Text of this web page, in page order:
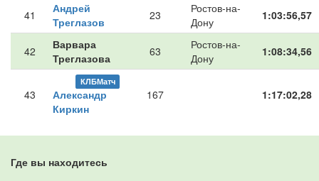
41
Андрей
Треглазов
23
Ростов-на-
Дону
1:03:56,57
42
Варвара
Треглазова
63
Ростов-на-
Дону
1:08:34,56
43
КЛБМатч
Александр
Киркин
167 1:17:02,28
Где вы находитесь